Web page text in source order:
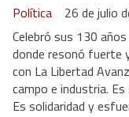
Política
26 de julio
Celebró sus 130
donde resonó fuerte
con La Libertad
campo e industria. Es
Es solidaridad y